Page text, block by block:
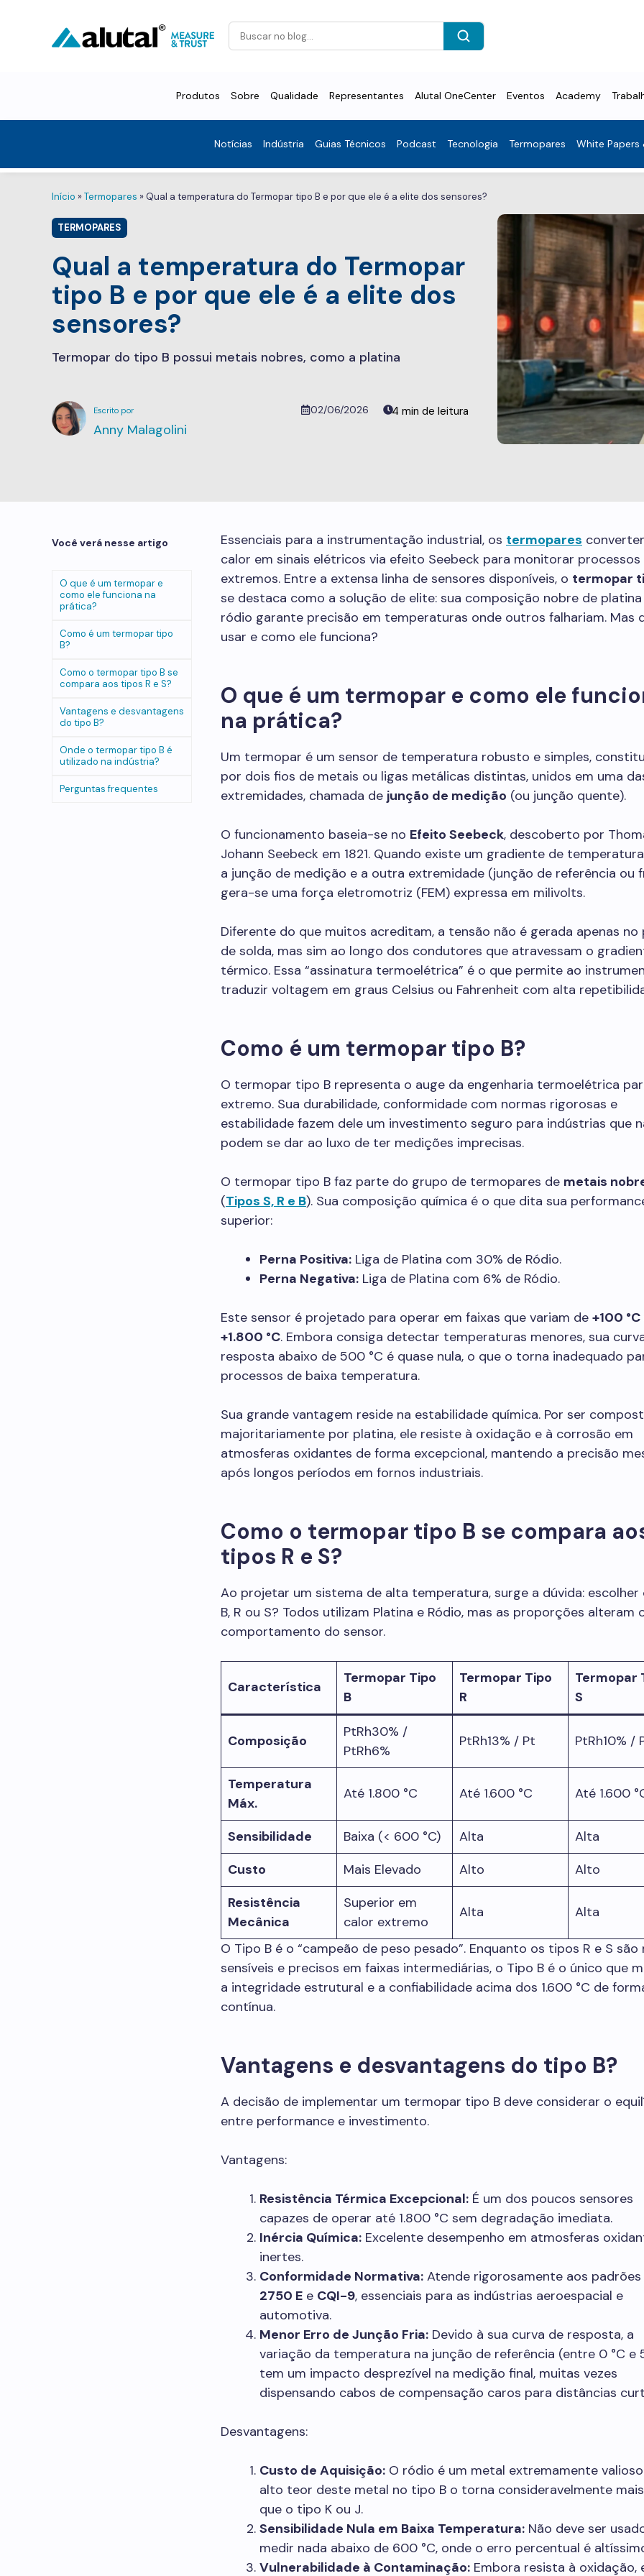
Produtos Sobre Qualidade Representantes Alutal OneCenter Eventos Academy
Notícias Indústria Guias Técnicos Podcast Tecnologia Termopares White Papers
Início »Termopares » Qual a temperatura do Termopar tipo B e por que ele é a elite dos sensores?
TERMOPARES
Qual a temperatura do Termopar
tipo B e por que ele é a elite dos
sensores?
Termopar do tipo B possui metais nobres, como a platina
Anny Malagolini
02/06/2026
Você verá nesse artigo
O que é um termopar e
como ele funciona na
prática?
Como é um termopar tipo
B?
Como o termopar tipo B se
compara aos tipos R e S?
Vantagens e desvantagens
do tipo B?
Onde o termopar tipo B é
utilizado na indústria?
Perguntas frequentes
Essenciais para a instrumentação industrial, os termopares
calor em sinais elétricos via efeito Seebeck para monitorar processos
extremos. Entre a extensa linha de sensores disponíveis, o termopar
se destaca como a solução de elite: sua composição nobre de
ródio garante precisão em temperaturas onde outros falhariam. Mas
usar e como ele funciona?
O que é um termopar e como ele
na prática?
Um termopar é um sensor de temperatura robusto e simples,
por dois fios de metais ou ligas metálicas distintas, unidos em uma
extremidades, chamada de junção de medição (ou junção quente).
O funcionamento baseia-se no Efeito Seebeck, descoberto por
Johann Seebeck em 1821. Quando existe um gradiente de
a junção de medição e a outra extremidade (junção de referência ou
gera-se uma força eletromotriz (FEM) expressa em milivolts.
Diferente do que muitos acreditam, a tensão não é gerada apenas no
de solda, mas sim ao longo dos condutores que atravessam o
térmico. Essa “assinatura termoelétrica” é o que permite ao
traduzir voltagem em graus Celsius ou Fahrenheit com alta
Como é um termopar tipo B?
O termopar tipo B representa o auge da engenharia termoelétrica
extremo. Sua durabilidade, conformidade com normas rigorosas e
estabilidade fazem dele um investimento seguro para indústrias que
podem se dar ao luxo de ter medições imprecisas.
O termopar tipo B faz parte do grupo de termopares de metais
(Tipos S, R e B). Sua composição química é o que dita sua
superior:
Perna Positiva: Liga de Platina com 30% de Ródio.
Perna Negativa: Liga de Platina com 6% de Ródio.
Este sensor é projetado para operar em faixas que variam de +100 °C
+1.800 °C. Embora consiga detectar temperaturas menores, sua
resposta abaixo de 500 °C é quase nula, o que o torna inadequado
processos de baixa temperatura.
Sua grande vantagem reside na estabilidade química. Por ser
majoritariamente por platina, ele resiste à oxidação e à corrosão em
atmosferas oxidantes de forma excepcional, mantendo a precisão
após longos períodos em fornos industriais.
Como o termopar tipo B se compara
tipos R e S?
Ao projetar um sistema de alta temperatura, surge a dúvida: escolher
B, R ou S? Todos utilizam Platina e Ródio, mas as proporções alteram
comportamento do sensor.
Característica
Termopar Tipo
B
Termopar Tipo
R
Termopar
S
Composição
PtRh30% /
PtRh6%
PtRh13% / Pt PtRh10% /
Temperatura
Máx.
Até 1.800 °C Até 1.600 °C Até 1.600
Sensibilidade Baixa (< 600 °C) Alta
Alta
Custo
Mais Elevado Alto
Alto
Resistência
Mecânica
Superior em
calor extremo
Alta Alta
O Tipo B é o “campeão de peso pesado”. Enquanto os tipos R e S são
sensíveis e precisos em faixas intermediárias, o Tipo B é o único que
a integridade estrutural e a confiabilidade acima dos 1.600 °C de
contínua.
Vantagens e desvantagens do tipo B?
A decisão de implementar um termopar tipo B deve considerar o
entre performance e investimento.
Vantagens:
Resistência Térmica Excepcional: É um dos poucos sensores
capazes de operar até 1.800 °C sem degradação imediata.
Inércia Química: Excelente desempenho em atmosferas
inertes.
Conformidade Normativa: Atende rigorosamente aos padrões
2750 E e CQI-9, essenciais para as indústrias aeroespacial e
automotiva.
Menor Erro de Junção Fria: Devido à sua curva de resposta, a
variação da temperatura na junção de referência (entre 0 °C e
tem um impacto desprezível na medição final, muitas vezes
dispensando cabos de compensação caros para distâncias
Desvantagens:
Custo de Aquisição: O ródio é um metal extremamente
alto teor deste metal no tipo B o torna consideravelmente
que o tipo K ou J.
Sensibilidade Nula em Baixa Temperatura: Não deve ser
medir nada abaixo de 600 °C, onde o erro percentual é
Vulnerabilidade à Contaminação: Embora resista à oxidação,